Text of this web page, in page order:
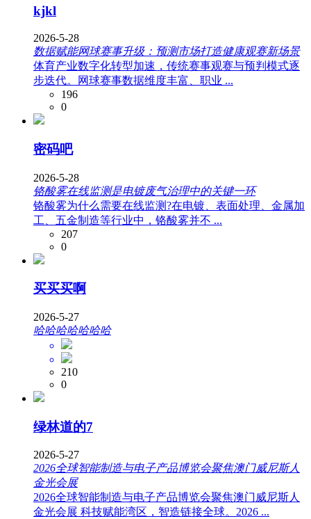
kjkl
2026-5-28
数据赋能网球赛事升级：预测市场打造健康观赛新场景
体育产业数字化转型加速，传统赛事观赛与预判模式逐
步迭代。网球赛事数据维度丰富、职业 ...
196
0
密码吧
2026-5-28
铬酸雾在线监测是电镀废气治理中的关键一环
铬酸雾为什么需要在线监测?在电镀、表面处理、金属加
工、五金制造等行业中，铬酸雾并不 ...
207
0
买买买啊
2026-5-27
哈哈哈哈哈哈哈
210
0
绿林道的7
2026-5-27
2026全球智能制造与电子产品博览会聚焦澳门威尼斯人
金光会展
2026全球智能制造与电子产品博览会聚焦澳门威尼斯人
金光会展 科技赋能湾区，智造链接全球。2026 ...